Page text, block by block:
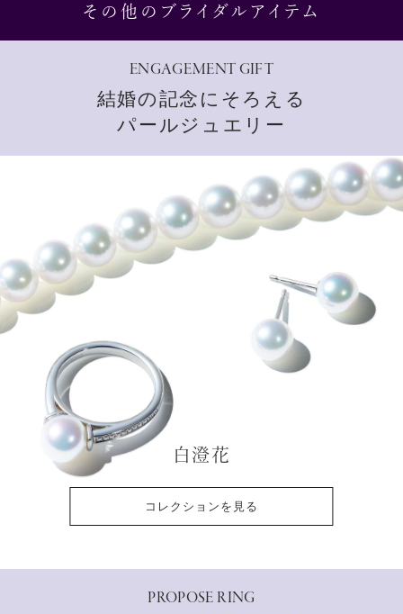
その他のブライダルアイテム
ENGAGEMENT GIFT
結婚の記念にそろえる
パールジュエリー
白澄花
コレクションを見る
PROPOSE RING